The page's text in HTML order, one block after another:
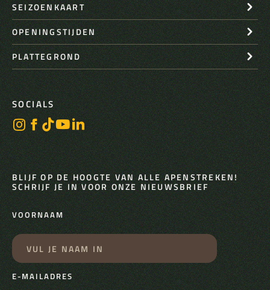
SEIZOENKAART
OPENINGSTIJDEN
PLATTEGROND
SOCIALS
BLIJF OP DE HOOGTE VAN ALLE APENSTREKEN!
SCHRIJF JE IN VOOR ONZE NIEUWSBRIEF
VOORNAAM
E-MAILADRES